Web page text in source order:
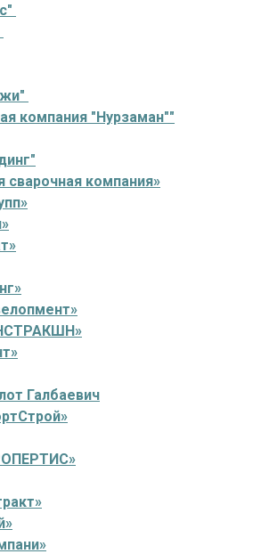
компания "Нурзаман""
компания»
Галбаевич